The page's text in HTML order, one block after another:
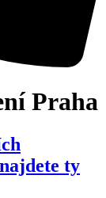
Praha
ty